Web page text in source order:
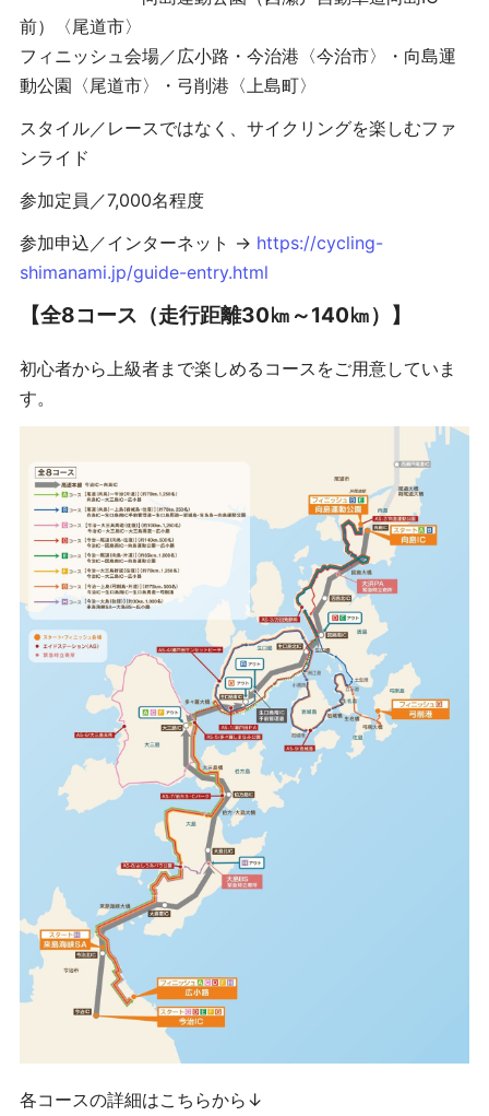
前）〈尾道市〉
フィニッシュ会場／広小路・今治港〈今治市〉・向島運
動公園〈尾道市〉・弓削港〈上島町〉
スタイル／レースではなく、サイクリングを楽しむファ
ンライド
参加定員／7,000名程度
参加申込／インターネット → https://cycling-
shimanami.jp/guide-entry.html
【全8コース（走行距離30㎞～140㎞）】
初心者から上級者まで楽しめるコースをご用意していま
す。
各コースの詳細はこちらから↓